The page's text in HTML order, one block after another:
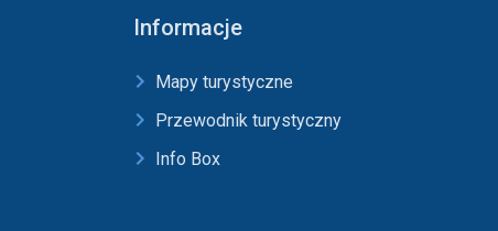
Informacje
Mapy turystyczne
Przewodnik turystyczny
Info Box